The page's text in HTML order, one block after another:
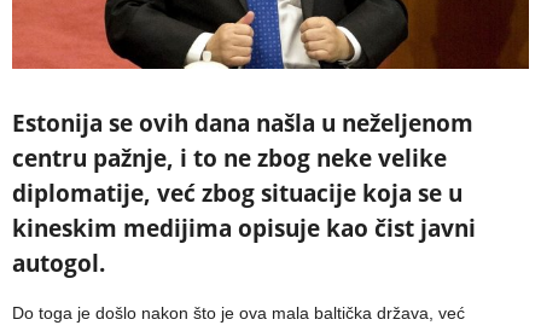
Estonija se ovih dana našla u neželjenom
centru pažnje, i to ne zbog neke velike
diplomatije, već zbog situacije koja se u
kineskim medijima opisuje kao čist javni
autogol.
Do toga je došlo nakon što je ova mala baltička država, već